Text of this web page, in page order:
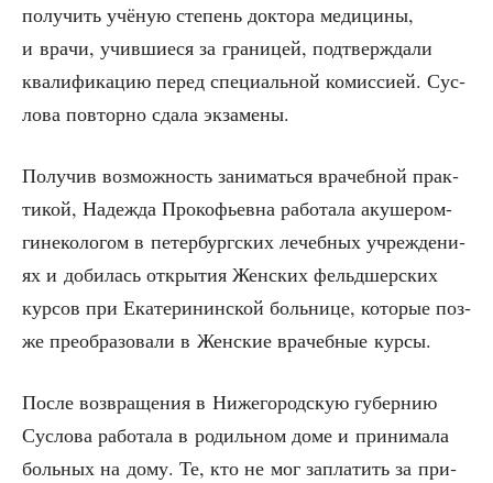
полу­чить учё­ную сте­пень док­то­ра меди­ци­ны,
и вра­чи, учив­ши­е­ся за гра­ни­цей, под­твер­жда­ли
ква­ли­фи­ка­цию перед спе­ци­аль­ной комис­си­ей. Сус­
ло­ва повтор­но сда­ла экзамены.
Полу­чив воз­мож­ность зани­мать­ся вра­чеб­ной прак­
ти­кой, Надеж­да Про­ко­фьев­на рабо­та­ла аку­ше­ром-
гине­ко­ло­гом в петер­бург­ских лечеб­ных учре­жде­ни­
ях и доби­лась откры­тия Жен­ских фельд­шер­ских
кур­сов при Ека­те­ри­нин­ской боль­ни­це, кото­рые поз­
же пре­об­ра­зо­ва­ли в Жен­ские вра­чеб­ные курсы.
После воз­вра­ще­ния в Ниже­го­род­скую губер­нию
Сус­ло­ва рабо­та­ла в родиль­ном доме и при­ни­ма­ла
боль­ных на дому. Те, кто не мог запла­тить за при­